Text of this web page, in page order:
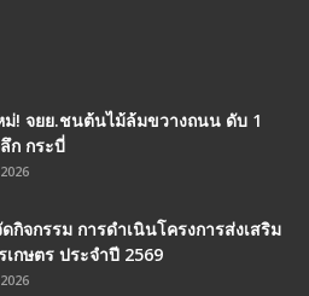
ม่! จยย.ชนต้นไม้ล้มขวางถนน ดับ 1
ก กระบี่
กิจกรรม การดำเนินโครงการส่งเสริม
กษตร ประจำปี 2569